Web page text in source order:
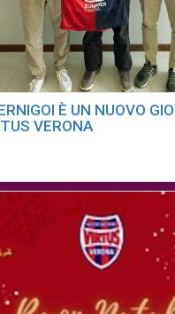
È UN NUOVO
VERONA